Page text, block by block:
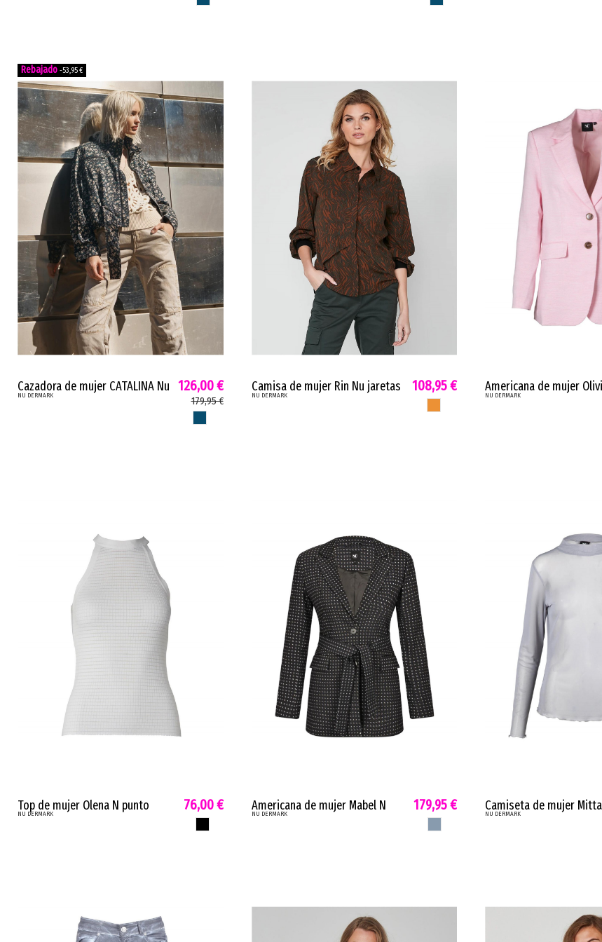
-53,95 €
Cazadora de mujer CATALINA Nu
estampado floral cinturón
NU DERMARK
126,00 €
179,95 €
Camisa de mujer Rin Nu jaretas
frontales abullonadas marron
NU DERMARK
108,95 €
Americana de mujer
ligeramente entallada
NU DERMARK
Top de mujer Olena N punto
algodon cuello halter negro o
NU DERMARK
76,00 €
Americana de mujer Mabel N
marino de vestir cuadros tejido
NU DERMARK
179,95 €
Camiseta de mujer
ocre verde o azul
NU DERMARK